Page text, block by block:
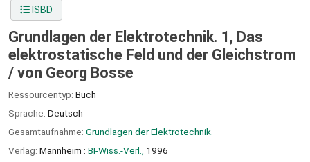
ISBD
Grundlagen der Elektrotechnik. 1, Das
elektrostatische Feld und der Gleichstrom
/ von Georg Bosse
Ressourcentyp: Buch
Sprache: Deutsch
Gesamtaufnahme: Grundlagen der Elektrotechnik.
Verlag: Mannheim : BI-Wiss.-Verl.,
1996